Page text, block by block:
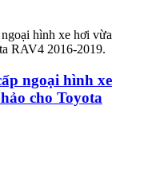
ngoại hình xe
cho Toyota